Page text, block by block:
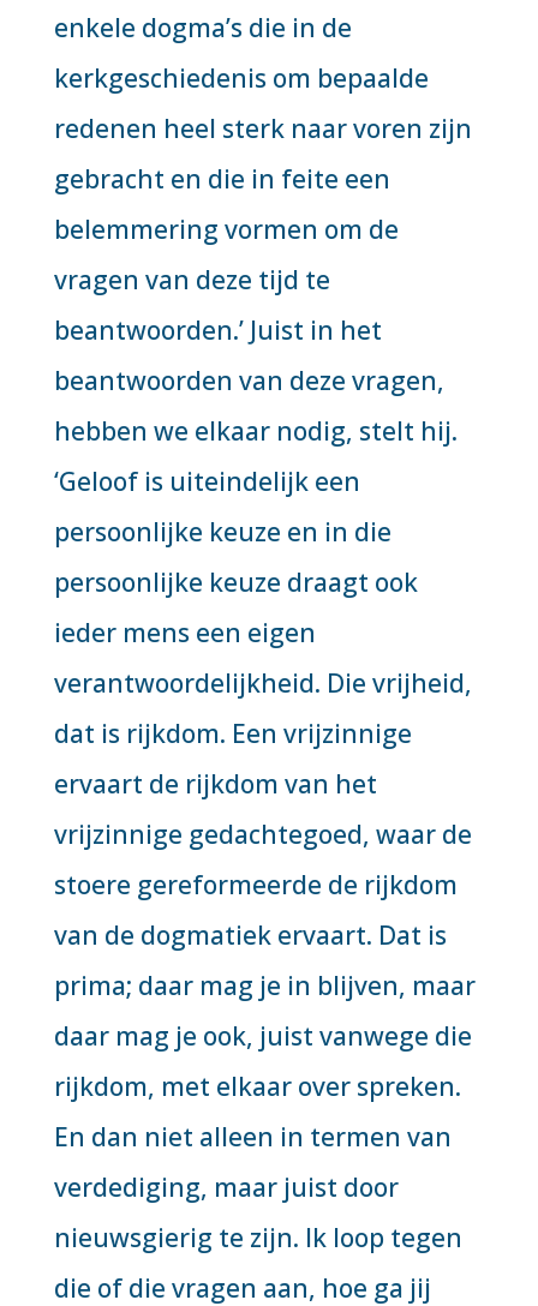
enkele dogma’s die in de
kerkgeschiedenis om bepaalde
redenen heel sterk naar voren zijn
gebracht en die in feite een
belemmering vormen om de
vragen van deze tijd te
beantwoorden.’ Juist in het
beantwoorden van deze vragen,
hebben we elkaar nodig, stelt hij.
‘Geloof is uiteindelijk een
persoonlijke keuze en in die
persoonlijke keuze draagt ook
ieder mens een eigen
verantwoordelijkheid. Die vrijheid,
dat is rijkdom. Een vrijzinnige
ervaart de rijkdom van het
vrijzinnige gedachtegoed, waar de
stoere gereformeerde de rijkdom
van de dogmatiek ervaart. Dat is
prima; daar mag je in blijven, maar
daar mag je ook, juist vanwege die
rijkdom, met elkaar over spreken.
En dan niet alleen in termen van
verdediging, maar juist door
nieuwsgierig te zijn. Ik loop tegen
die of die vragen aan, hoe ga jij